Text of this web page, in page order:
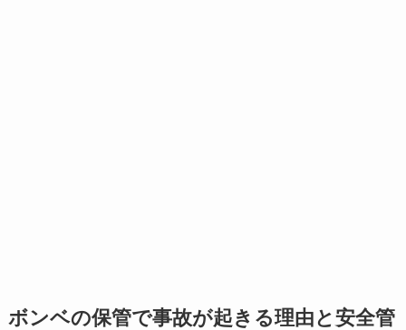
ボンベの保管で事故が起きる理由と安全管